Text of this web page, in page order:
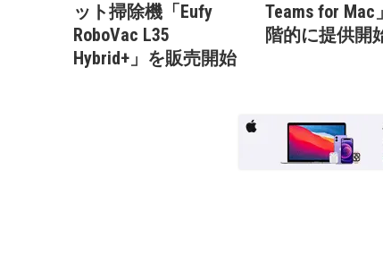
ット掃除機「Eufy
RoboVac L35
Hybrid+」を販売開始
Teams for Mac
階的に提供開